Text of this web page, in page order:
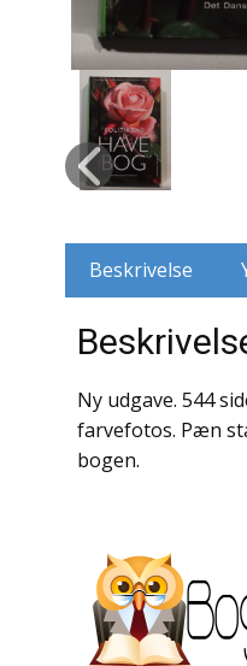
Historie
Hobby
Hus / Have
Husdyr
Jernbaner
Kirkehistorie /
Krige / Slag
Landbrug /
Beskrivelse
Ny udgave. 544
farvefotos. Pæn
bogen.